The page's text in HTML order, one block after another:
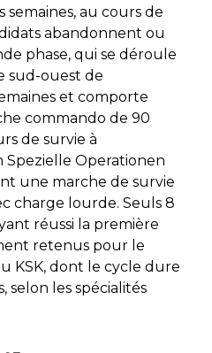
au cours de
abandonnent ou
phase, qui se déroule
sud-ouest de
et comporte
commando de 90
de survie à
Operationen
une marche de survie
charge lourde. Seuls 8
réussi la première
retenus pour le
KSK, dont le cycle dure
selon les spécialités